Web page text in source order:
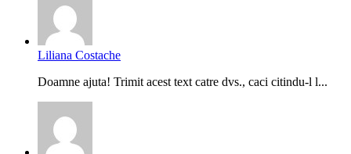
Liliana Costache
Doamne ajuta! Trimit acest text catre dvs., caci citindu-l l...